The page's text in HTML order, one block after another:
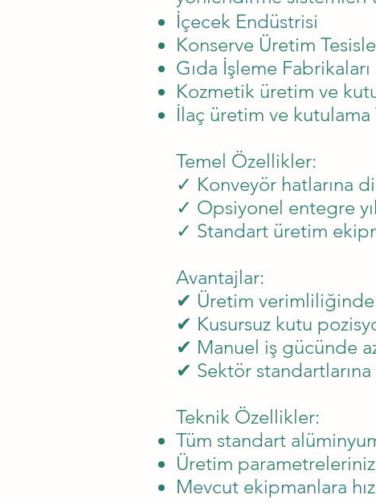
İçecek Endüstrisi
Konserve Üretim
Gıda İşleme Fabrikaları
Kozmetik üretim ve
İlaç üretim ve kutulama
Temel Özellikler:
✓ Konveyör hatlarına
✓ Opsiyonel entegre
✓ Standart üretim
Avantajlar:
✔ Üretim verimliliğinde
✔ Kusursuz kutu
✔ Manuel iş gücünde
✔ Sektör
Teknik Özellikler:
Tüm standart
Üretim
Mevcut ekipmanlara